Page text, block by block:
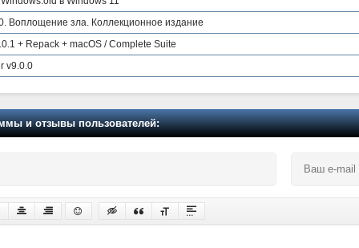
Воплощение зла. Коллекционное издание
+ Repack + macOS / Complete Suite
v9.0.0
и отзывы пользователей: